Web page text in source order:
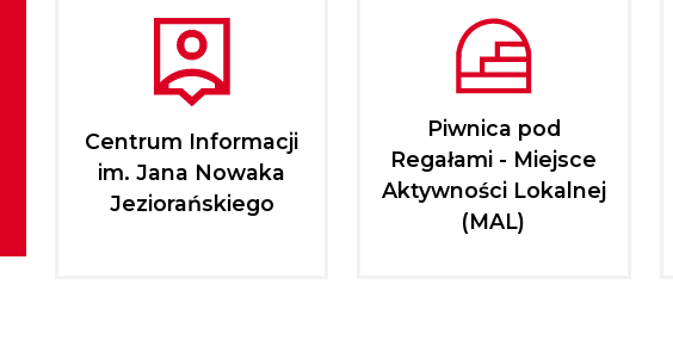
Centrum Informacji
im. Jana Nowaka
Jeziorańskiego
Piwnica pod
Regałami - Miejsce
Aktywności Lokalnej
(MAL)